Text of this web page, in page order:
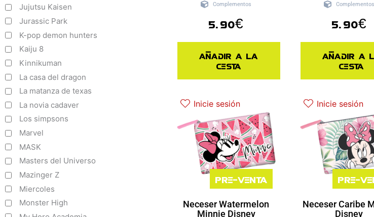
Jujutsu Kaisen
Jurassic Park
K-pop demon hunters
Kaiju 8
Kinnikuman
La casa del dragon
La matanza de texas
La novia cadaver
Los simpsons
Marvel
MASK
Masters del Universo
Mazinger Z
Miercoles
Monster High
Complementos
5.90€
Añadir a la
cesta
Complementos
5.90€
Añadir a
cesta
Inicie sesión
Pre-venta
Neceser Watermelon
Minnie Disney
Inicie sesión
Pre-
Neceser Caribe
Disney